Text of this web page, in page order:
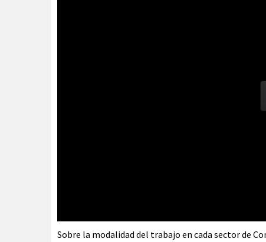
Sobre la modalidad del trabajo en cada sector de